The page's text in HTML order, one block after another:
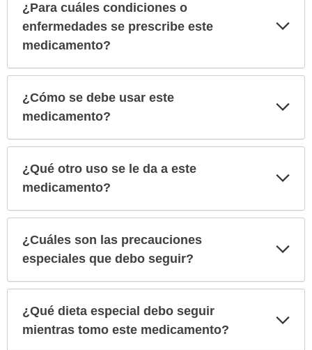
¿Para cuáles condiciones o
enfermedades se prescribe este
medicamento?
¿Cómo se debe usar este
medicamento?
¿Qué otro uso se le da a este
medicamento?
¿Cuáles son las precauciones
especiales que debo seguir?
¿Qué dieta especial debo seguir
mientras tomo este medicamento?